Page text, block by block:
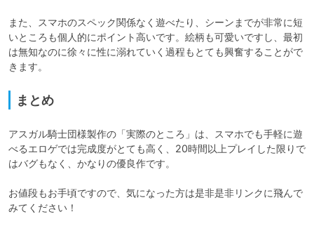
また、スマホのスペック関係なく遊べたり、シーンまでが非常に短
いところも個人的にポイント高いです。絵柄も可愛いですし、最初
は無知なのに徐々に性に溺れていく過程もとても興奮することがで
きます。
まとめ
アスガル騎士団様製作の「実際のところ」は、スマホでも手軽に遊
べるエロゲでは完成度がとても高く、20時間以上プレイした限りで
はバグもなく、かなりの優良作です。
お値段もお手頃ですので、気になった方は是非是非リンクに飛んで
みてください！